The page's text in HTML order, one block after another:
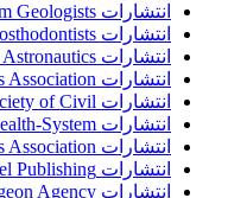
انتشارات Amer Assn of Petroleum Geologists
انتشارات American College of Prosthodontists
انتشارات American Institute of Aeronautics and Astronautics
انتشارات American Pharmacists Association
انتشارات American Society of Civil
انتشارات American Society of Health-System
انتشارات American Water Works Association
انتشارات Andrews McMeel Publishing
انتشارات Applied Sturgeon Agency